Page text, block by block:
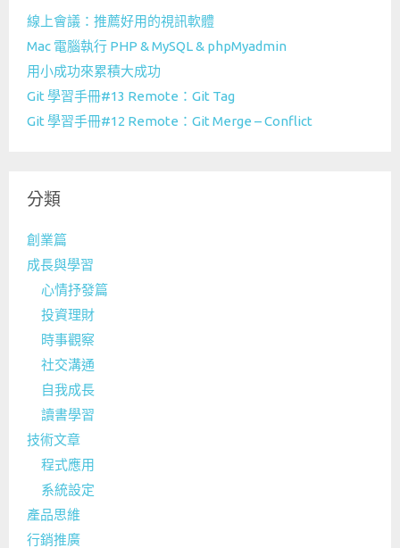
線上會議：推薦好用的視訊軟體
Mac 電腦執行 PHP & MySQL & phpMyadmin
用小成功來累積大成功
Git 學習手冊#13 Remote：Git Tag
Git 學習手冊#12 Remote：Git Merge – Conflict
分類
創業篇
成長與學習
心情抒發篇
投資理財
時事觀察
社交溝通
自我成長
讀書學習
技術文章
程式應用
系統設定
產品思維
行銷推廣